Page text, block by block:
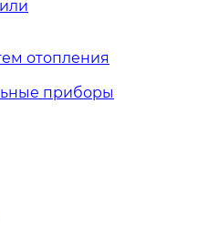
отопления
приборы